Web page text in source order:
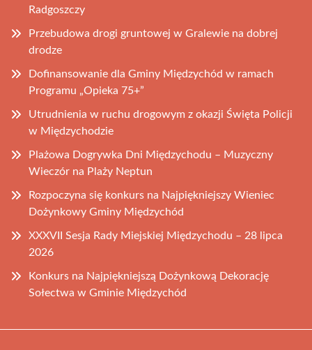
Radgoszczy
Przebudowa drogi gruntowej w Gralewie na dobrej
drodze
Dofinansowanie dla Gminy Międzychód w ramach
Programu „Opieka 75+”
Utrudnienia w ruchu drogowym z okazji Święta Policji
w Międzychodzie
Plażowa Dogrywka Dni Międzychodu – Muzyczny
Wieczór na Plaży Neptun
Rozpoczyna się konkurs na Najpiękniejszy Wieniec
Dożynkowy Gminy Międzychód
XXXVII Sesja Rady Miejskiej Międzychodu – 28 lipca
2026
Konkurs na Najpiękniejszą Dożynkową Dekorację
Sołectwa w Gminie Międzychód